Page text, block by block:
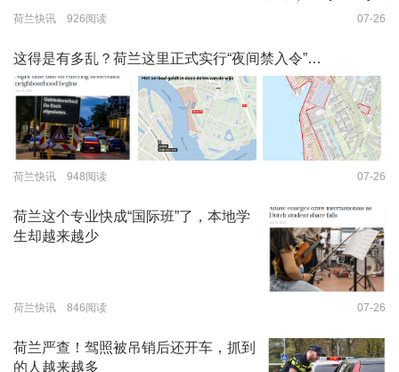
荷兰快讯 926阅读 07-26
这得是有多乱？荷兰这里正式实行“夜间禁入令”…
荷兰快讯 948阅读 07-26
荷兰这个专业快成“国际班”了，本地学
生却越来越少
荷兰快讯 846阅读 07-26
荷兰严查！驾照被吊销后还开车，抓到
的人越来越多